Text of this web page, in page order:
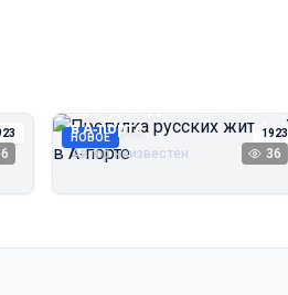
НОВОЕ 1923
Прогулка русских жителей
в А‑порте
Автор неизвестен 36